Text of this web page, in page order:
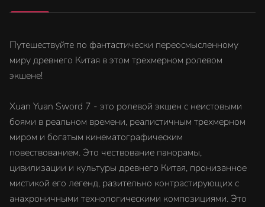
Путешествуйте по фантастически переосмысленному
миру древнего Китая в этом трехмерном ролевом
экшене!
Xuan Yuan Sword 7 - это ролевой экшен с неистовыми
боями в реальном времени, реалистичным трехмерном
миром и богатым кинематографическим
повествованием. Это чествование панорамы,
цивилизации и культуры древнего Китая, пронизанное
мистикой его легенд, разительно контрастирующих с
анахроничными технологическими композициями. Это